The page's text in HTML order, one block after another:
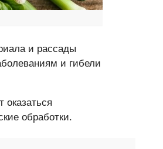
и рассады
и гибели
оказаться
обработки.